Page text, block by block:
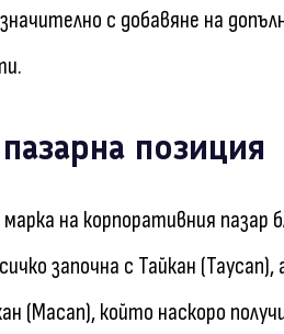
с добавяне на
позиция
на корпоративния
започна с Тайкан
(Macan), който наскоро